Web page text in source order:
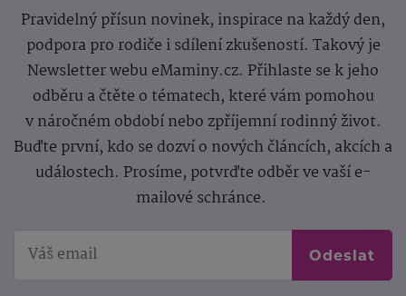
Pravidelný přísun novinek, inspirace na každý den,
podpora pro rodiče i sdílení zkušeností. Takový je
Newsletter webu eMaminy.cz. Přihlaste se k jeho
odběru a čtěte o tématech, které vám pomohou
v náročném období nebo zpříjemní rodinný život.
Buďte první, kdo se dozví o nových článcích, akcích a
událostech. Prosíme, potvrďte odběr ve vaší e-
mailové schránce.
Odeslat